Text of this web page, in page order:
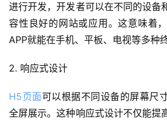
进行开发，开发者可以在不同的设备
容性良好的网站或应用。这意味着
APP就能在手机、平板、电视等多种
2. 响应式设计
H5页面可以根据不同设备的屏幕尺
全屏展示。这种响应式设计不仅能提